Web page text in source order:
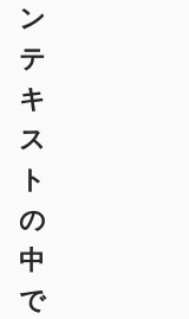
ン
テ
キ
ス
ト
の
中
で